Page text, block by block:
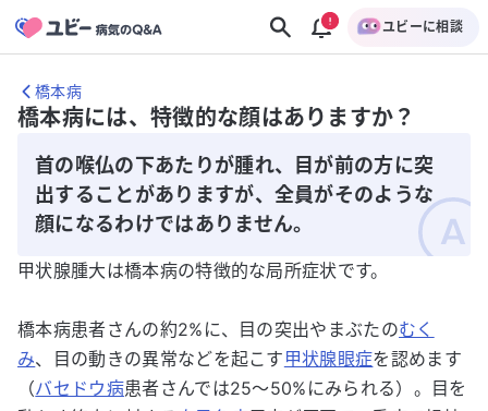
ユビーに相談
橋本病
橋本病には、特徴的な顔はありますか？
首の喉仏の下あたりが腫れ、目が前の方に突
出することがありますが、全員がそのような
顔になるわけではありません。
甲状腺腫大は橋本病の特徴的な局所症状です。
橋本病患者さんの約2%に、目の突出やまぶたのむく
み、目の動きの異常などを起こす 甲状腺眼症を認めます
（バセドウ病患者さんでは25〜50%にみられる）。目を